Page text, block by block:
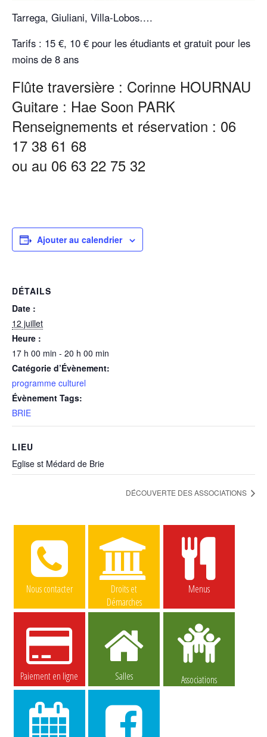
Tarrega, Giuliani, Villa-Lobos….
Tarifs : 15 €, 10 € pour les étudiants et gratuit pour les
moins de 8 ans
Flûte traversière : Corinne HOURNAU
Guitare : Hae Soon PARK
Renseignements et réservation : 06
17 38 61 68
ou au 06 63 22 75 32
Ajouter au calendrier
DÉTAILS
Date :
12 juillet
Heure :
17 h 00 min - 20 h 00 min
Catégorie d’Évènement:
programme culturel
Évènement Tags:
BRIE
LIEU
Eglise st Médard de Brie
DÉCOUVERTE DES ASSOCIATIONS
Nous contacter
Droits et
Démarches
Menus
Paiement en ligne Salles Associations